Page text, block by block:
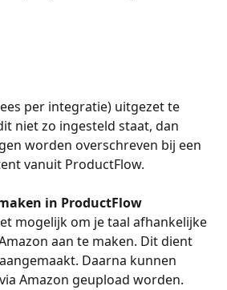
per integratie) uitgezet te
niet zo ingesteld staat, dan
worden overschreven bij een
vanuit ProductFlow.
in ProductFlow
mogelijk om je taal afhankelijke
aan te maken. Dit dient
Daarna kunnen
Amazon geupload worden.